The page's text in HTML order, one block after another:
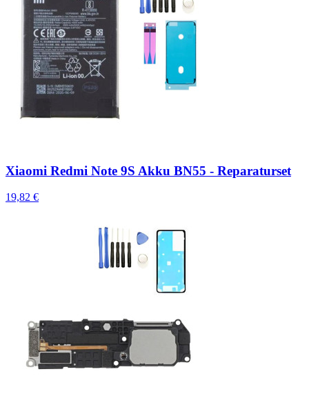
Xiaomi Redmi Note 9S Akku BN55 - Reparaturset
19,82 €